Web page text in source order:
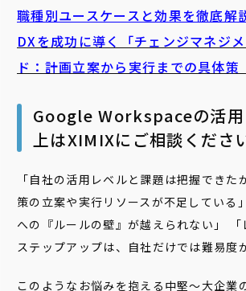
職種別ユースケースと効果を徹底解
DXを成功に導く「チェンジマネジ
ド：計画立案から実行までの具体策
Google Workspaceの活用
上はXIMIXにご相談くださ
「自社の活用レベルと課題は把握できた
策の立案や実行リソースが不足している
への『ルールの壁』が越えられない」
ステップアップは、自社だけでは難易度
このようなお悩みを抱える中堅〜大企業